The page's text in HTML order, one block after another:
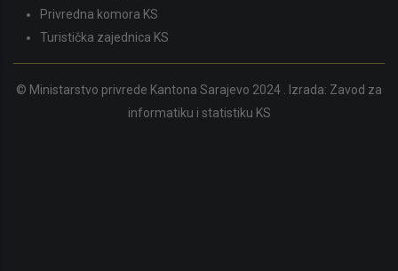
Privredna komora KS
Turistička zajednica KS
© Ministarstvo privrede Kantona Sarajevo 2024 . Izrada: Zavod za
informatiku i statistiku KS